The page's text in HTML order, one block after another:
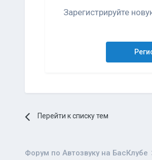
Зарегистрируйте
Перейти к списку тем
Форум по Автозвуку на БасКлубе